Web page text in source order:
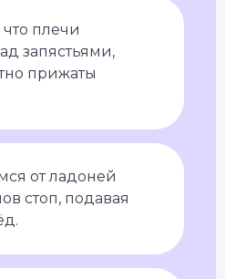
плечи
запястьями,
прижаты
от ладоней
стоп, подавая